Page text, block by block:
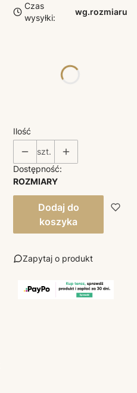
Czas
wysyłki:
wg.rozmiaru
Ilość
szt.
Dostępność:
ROZMIARY
Dodaj do
koszyka
Zapytaj o produkt